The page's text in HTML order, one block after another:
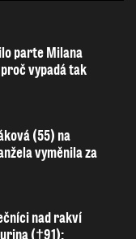
parte Milana
vypadá tak
(55) na
vyměnila za
nad rakví
(†91):